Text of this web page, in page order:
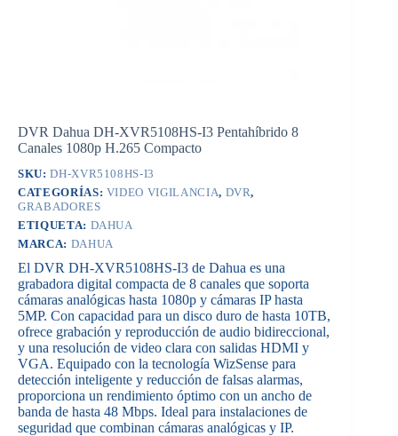
DVR Dahua DH-XVR5108HS-I3 Pentahíbrido 8
Canales 1080p H.265 Compacto
SKU:DH-XVR5108HS-I3
CATEGORÍAS: VIDEO VIGILANCIA, DVR,
GRABADORES
ETIQUETA: DAHUA
MARCA: DAHUA
El DVR DH-XVR5108HS-I3 de Dahua es una
grabadora digital compacta de 8 canales que soporta
cámaras analógicas hasta 1080p y cámaras IP hasta
5MP. Con capacidad para un disco duro de hasta 10TB,
ofrece grabación y reproducción de audio bidireccional,
y una resolución de video clara con salidas HDMI y
VGA. Equipado con la tecnología WizSense para
detección inteligente y reducción de falsas alarmas,
proporciona un rendimiento óptimo con un ancho de
banda de hasta 48 Mbps. Ideal para instalaciones de
seguridad que combinan cámaras analógicas y IP.